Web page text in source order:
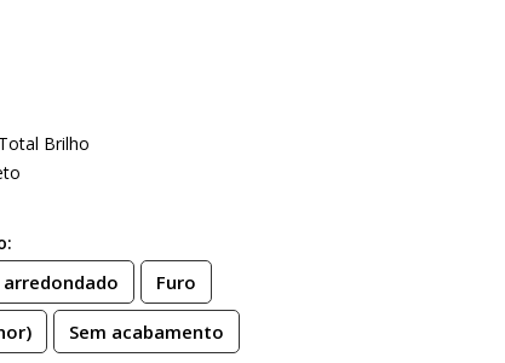
Brilho
arredondado Furo
Sem acabamento